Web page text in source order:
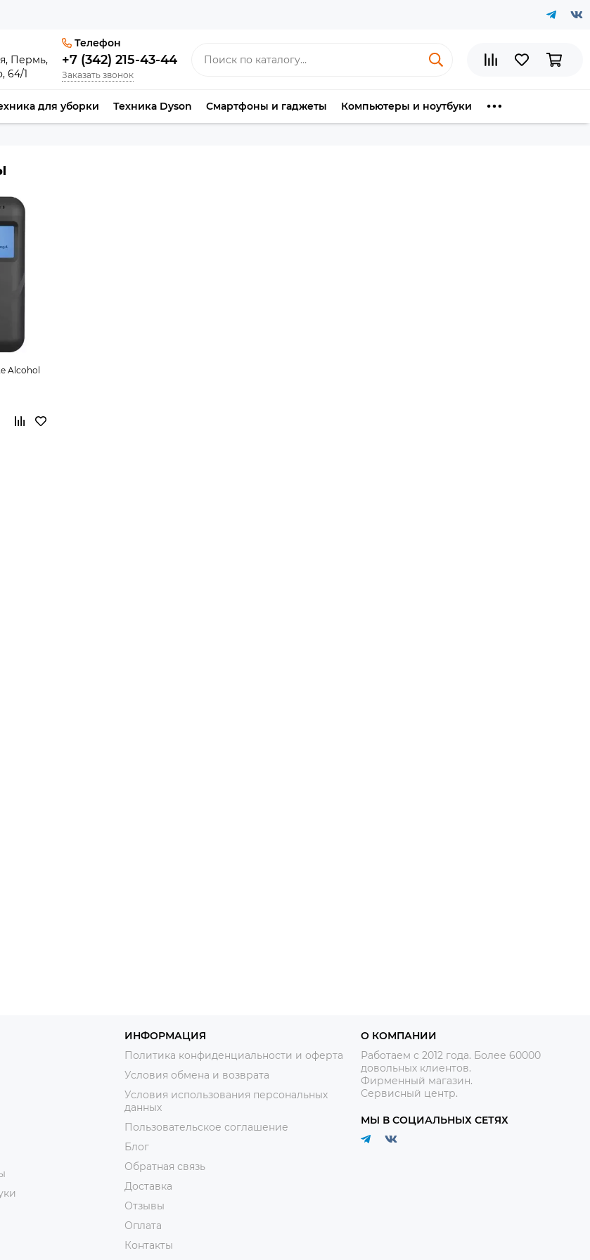
Пермь,
64/1
Телефон
+7 (342) 215-43-44
Заказать звонок
для уборки Техника Dyson Смартфоны и гаджеты Компьютеры и ноутбуки
Alcohol
ИНФОРМАЦИЯ
Политика конфиденциальности и оферта
Условия обмена и возврата
Условия использования персональных
данных
Пользовательское соглашение
Блог
Обратная связь
Доставка
Отзывы
Оплата
Контакты
О КОМПАНИИ
Работаем с 2012 года. Более 60000
довольных клиентов.
Фирменный магазин.
Сервисный центр.
МЫ В СОЦИАЛЬНЫХ СЕТЯХ